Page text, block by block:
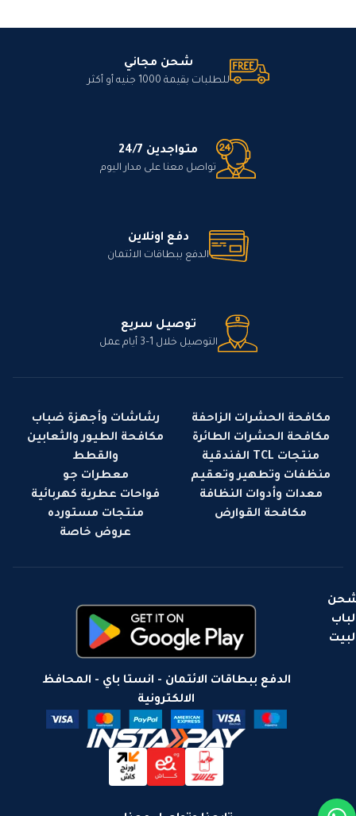
شحن مجاني
للطلبات بقيمة 1000 جنيه أو أكثر
متواجدين 24/7
تواصل معنا على مدار اليوم
دفع اونلاين
الدفع ببطاقات الائتمان
توصيل سريع
التوصيل خلال 1–3 أيام عمل
مكافحة الحشرات الزاحفة
مكافحة الحشرات الطائرة
منتجات TCL الفندقية
منظفات وتطهير وتعقيم
معدات وأدوات النظافة
مكافحة القوارض
رشاشات وأجهزة ضباب
مكافحة الطيور والثعابين
والقطط
معطرات جو
فواحات عطرية كهربائية
منتجات مستورده
عروض خاصة
لباب
الدفع ببطاقات الائتمان - انستا باي - المحافظ
الالكترونية